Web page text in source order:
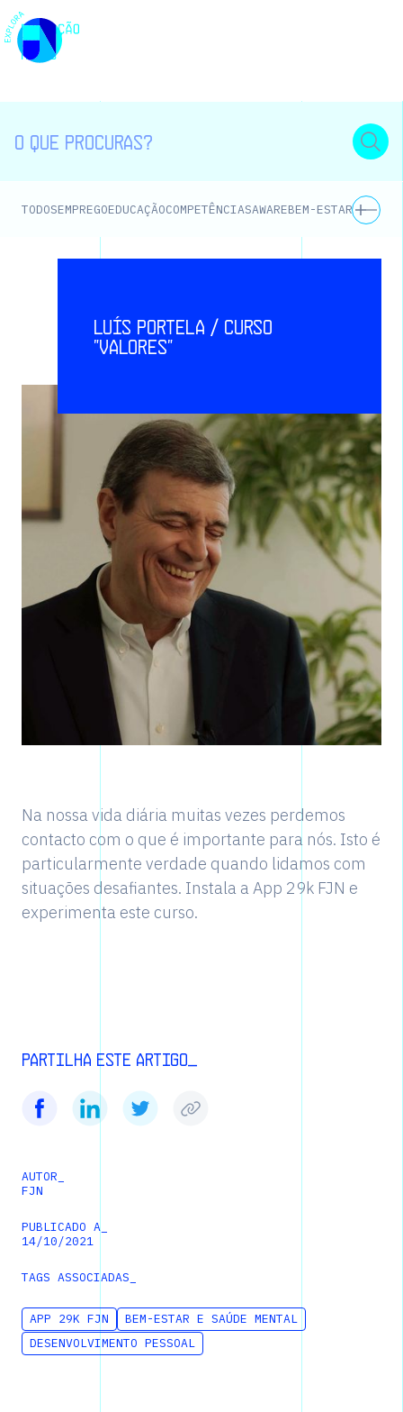
TODOSEMPREGOEDUCAÇÃOCOMPETÊNCIASAWAREBEM-ESTAR E
Luís Portela / Curso
"Valores"
Na nossa vida diária muitas vezes perdemos
contacto com o que é importante para nós. Isto é
particularmente verdade quando lidamos com
situações desafiantes. Instala a App 29k FJN e
experimenta este curso.
Partilha este artigo_
AUTOR_
FJN
PUBLICADO A_
14/10/2021
TAGS ASSOCIADAS_
APP 29K FJN
BEM-ESTAR E SAÚDE MENTAL
DESENVOLVIMENTO PESSOAL